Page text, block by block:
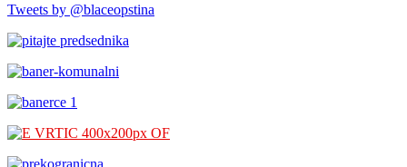
Tweets by @blaceopstina